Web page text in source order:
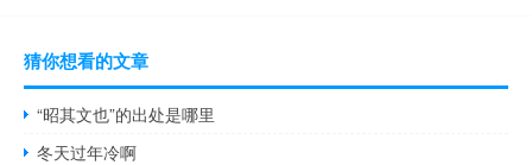
猜你想看的文章
“昭其文也”的出处是哪里
冬天过年冷啊